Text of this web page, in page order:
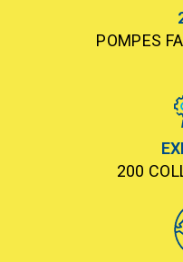
POMPES
200